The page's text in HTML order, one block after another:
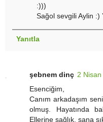
:)))
Sağol sevgili Aylin :)
Yanıtla
şebnem dinç 2
Esenciğim,
Canım arkadaşım
olmuş. Hayatında
Ellerine sağlık, sana